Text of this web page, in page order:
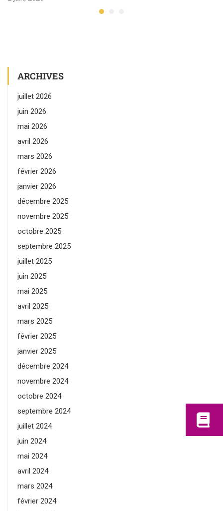
ARCHIVES
juillet 2026
juin 2026
mai 2026
avril 2026
mars 2026
février 2026
janvier 2026
décembre 2025
novembre 2025
octobre 2025
septembre 2025
juillet 2025
juin 2025
mai 2025
avril 2025
mars 2025
février 2025
janvier 2025
décembre 2024
novembre 2024
octobre 2024
septembre 2024
juillet 2024
juin 2024
mai 2024
avril 2024
mars 2024
février 2024